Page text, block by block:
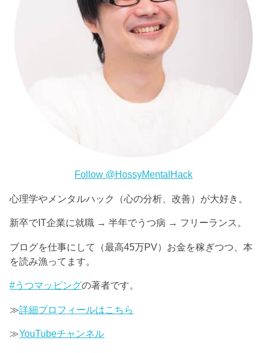
Follow @HossyMentalHack
心理学やメンタルハック（心の分析、改善）が大好き。
新卒でIT企業に就職 → 半年でうつ病 → フリーランス。
ブログを仕事にして（最高45万PV）お金を稼ぎつつ、本
を読み漁ってます。
#うつマッピングの著者です。
≫詳細プロフィールはこちら
≫YouTubeチャンネル